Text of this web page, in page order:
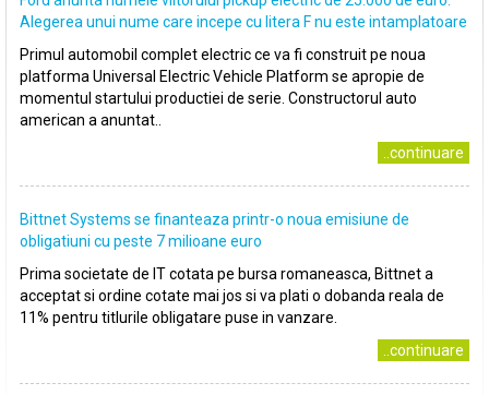
Alegerea unui nume care incepe cu litera F nu este intamplatoare
Primul automobil complet electric ce va fi construit pe noua
platforma Universal Electric Vehicle Platform se apropie de
momentul startului productiei de serie. Constructorul auto
american a anuntat..
..continuare
Bittnet Systems se finanteaza printr-o noua emisiune de
obligatiuni cu peste 7 milioane euro
Prima societate de IT cotata pe bursa romaneasca, Bittnet a
acceptat si ordine cotate mai jos si va plati o dobanda reala de
11% pentru titlurile obligatare puse in vanzare.
..continuare